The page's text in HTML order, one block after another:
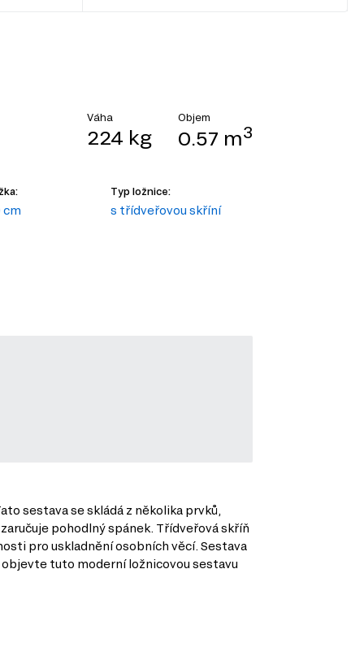
Váha
224 kg
Objem
0.57 m3
cm
Typ ložnice:
s třídveřovou skříní
sestava se skládá z několika prvků,
pohodlný spánek. Třídveřová skříň
pro uskladnění osobních věcí. Sestava
objevte tuto moderní ložnicovou sestavu